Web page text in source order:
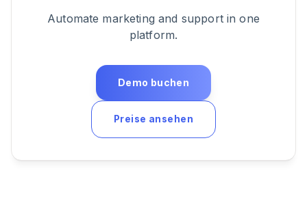
Automate marketing and support in one
platform.
Demo buchen
Preise ansehen